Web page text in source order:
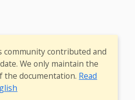
community contributed and
We only maintain the
the documentation. Read